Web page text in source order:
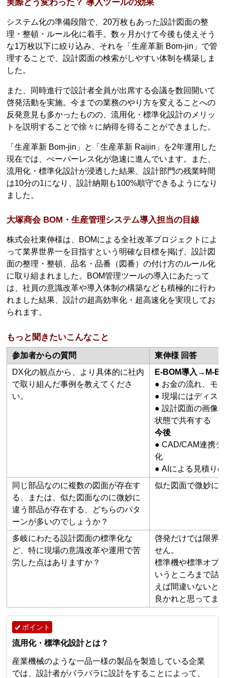
実際どう変わった？ 導入ツールの効果
システム化の準備段階で、20万枚もあった設計図面の整
理・整頓・ルール化に着手。数ヶ月かけて今後も使えそう
な1万枚以下に絞り込み、それを「生産革新 Bom-jin」で管
理することで、設計図面の検索がしやすい体制を構築しま
した。
また、同時進行で設計者全員が出席する会議を数回開いて
啓発活動を実施。今までの業務のやり方を変えることへの
反発意見も多かったものの、流用化・標準化設計のメリッ
トを説明することで徐々に納得を得ることができました。
「生産革新 Bom-jin」と「生産革新 Raijin」を2年運用した
現在では、ぺーパーレス化が急速に進んでいます。また、
流用化・標準化設計が浸透した結果、設計部門の残業時間
は10分の1になり、設計納期も100%順守できるようになり
ました。
大塚商会 BOM・生産管理システム導入担当の目線
株式会社東伸様は、BOMによる全社改革プロジェクトによ
って業界世界一を目指すという明確な目標を掲げ、設計図
面の整理・整頓、品名・品番（図番）の付け方のルール化
に取り組まれました。BOM管理ツールの導入にあたって
は、社員の意識改革や導入体制の構築なども積極的に行わ
れました結果、設計の超高効率化・超高速化を実現してお
られます。
もっと聞きたいこんなこと
参加者からの質問
東伸様 回答
DX化の観点から、より具体的に社内
で取り組んだ事例を教えてくださ
い。
E-BOM導入→M-
● お金の流れ、モ
● 現場にはディス
● 設計図面の画像
状態で共有する
今後
● CAD/CAM連携
化
● AIによる見積り
同じ部品なのに複数の図面が存在す
る、または、似た図面なのに微妙に
違う部品が存在する、どちらのパタ
ーンが多いのでしょうか？
似た図面で微妙に
多岐にわたる設計図面の標準化な
ど、特に現場の意識改革や運用で苦
労した点はありますか？
啓発だけでは限界
せん。
標準機や標準オプ
いうところまで詰
えば間違いないと
良かれと思ってま
ポイント
流用化・標準化設計とは？
産業機械のような一品一様の製品を製造している企業
では、設計者がバラバラに設計をすることによって、